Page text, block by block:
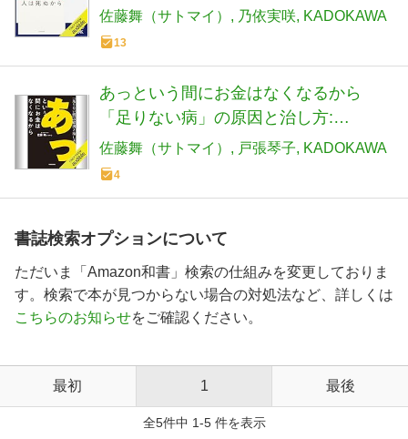
方: (KADOKAWA)
佐藤舞（サトマイ） 乃依実咲 KADOKAWA
13
あっという間にお金はなくなるから
「足りない病」の原因と治し方:
(KADOKAWA)
佐藤舞（サトマイ） 戸張琴子 KADOKAWA
4
書誌検索オプションについて
ただいま「Amazon和書」検索の仕組みを変更しておりま
す。検索で本が見つからない場合の対処法など、詳しくは
こちらのお知らせをご確認ください。
最初 1 最後
全5件中 1-5 件を表示